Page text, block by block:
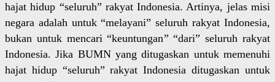
hajat hidup “seluruh” rakyat Indonesia. Artinya, jelas misi
negara adalah untuk “melayani” seluruh rakyat Indonesia,
bukan untuk mencari “keuntungan” “dari” seluruh rakyat
Indonesia. Jika BUMN yang ditugaskan untuk memenuhi
hajat hidup “seluruh” rakyat Indonesia ditugaskan untuk